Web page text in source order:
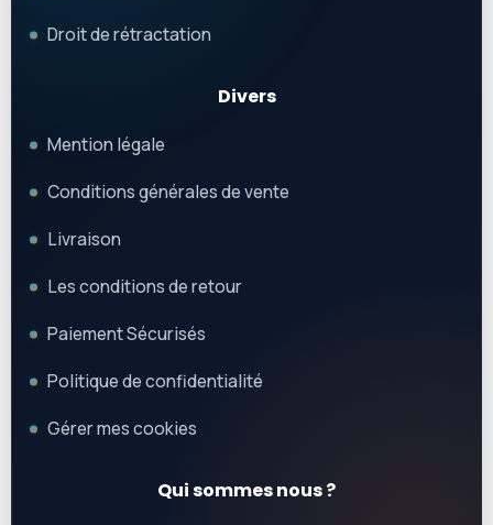
Droit de rétractation
Divers
Mention légale
Conditions générales de vente
Livraison
Les conditions de retour
Paiement Sécurisés
Politique de confidentialité
Gérer mes cookies
Qui sommes nous ?